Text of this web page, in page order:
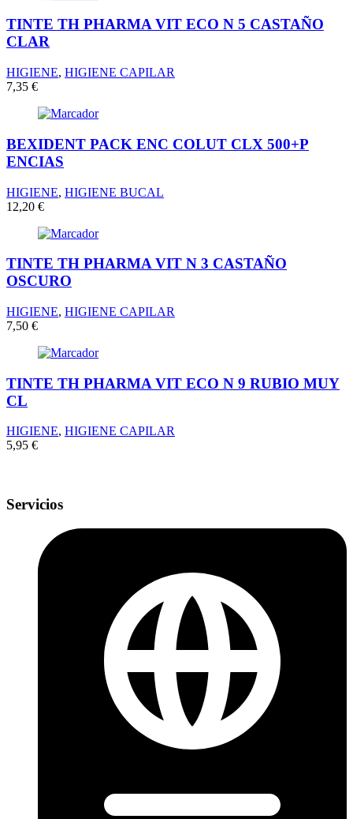
TINTE TH PHARMA VIT ECO N 5 CASTAÑO
CLAR
HIGIENE, HIGIENE CAPILAR
7,35 €
BEXIDENT PACK ENC COLUT CLX 500+P
ENCIAS
HIGIENE, HIGIENE BUCAL
12,20 €
TINTE TH PHARMA VIT N 3 CASTAÑO
OSCURO
HIGIENE, HIGIENE CAPILAR
7,50 €
TINTE TH PHARMA VIT ECO N 9 RUBIO MUY
CL
HIGIENE, HIGIENE CAPILAR
5,95 €
Servicios